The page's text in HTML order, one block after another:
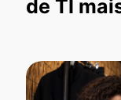
de TI